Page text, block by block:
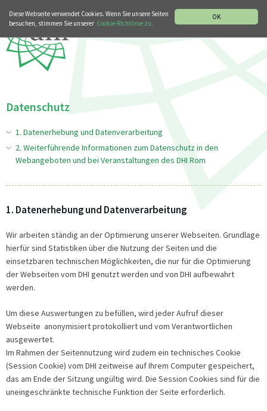
OK
Diese Webseite verwendet Cookies. Wenn Sie unsere Seiten
besuchen, stimmen Sie unserer Cookie-Richtlinie zu.
Datenschutz
1. Datenerhebung und Datenverarbeitung
2. Weiterführende Informationen zum Datenschutz in den
Webangeboten und bei Veranstaltungen des DHI Rom
1. Datenerhebung und Datenverarbeitung
Wir arbeiten ständig an der Optimierung unserer Webseiten. Grundlage
hierfür sind Statistiken über die Nutzung der Seiten und die
einsetzbaren technischen Möglichkeiten, die nur für die Optimierung
der Webseiten vom DHI genutzt werden und von DHI aufbewahrt
werden.
Um diese Auswertungen zu befüllen, wird jeder Aufruf dieser
Webseite anonymisiert protokolliert und vom Verantwortlichen
ausgewertet.
Im Rahmen der Seitennutzung wird zudem ein technisches Cookie
(Session Cookie) vom DHI zeitweise auf Ihrem Computer gespeichert,
das am Ende der Sitzung ungültig wird. Die Session Cookies sind für die
uneingeschränkte technische Funktion der Seite erforderlich.